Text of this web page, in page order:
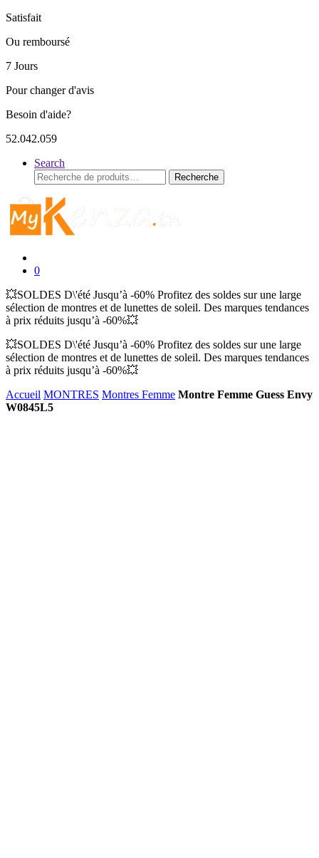
Satisfait
Ou remboursé
7 Jours
Pour changer d'avis
Besoin d'aide?
52.042.059
Search
Recherche
pour :
Recherche
0
💥SOLDES D\'été Jusqu’à -60% Profitez des soldes sur une large
sélection de montres et de lunettes de soleil. Des marques tendances
à prix réduits jusqu’à -60%💥
💥SOLDES D\'été Jusqu’à -60% Profitez des soldes sur une large
sélection de montres et de lunettes de soleil. Des marques tendances
à prix réduits jusqu’à -60%💥
Accueil MONTRES Montres Femme Montre Femme Guess Envy
W0845L5